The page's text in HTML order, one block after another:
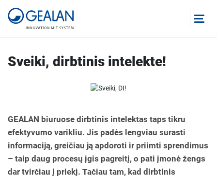
Sveiki, dirbtinis intelekte!
GEALAN biuruose dirbtinis intelektas taps tikru
efektyvumo varikliu. Jis padės lengviau surasti
informaciją, greičiau ją apdoroti ir priimti sprendimus
– taip daug procesų įgis pagreitį, o pati įmonė žengs
dar tvirčiau į priekį. Tačiau tam, kad dirbtinis